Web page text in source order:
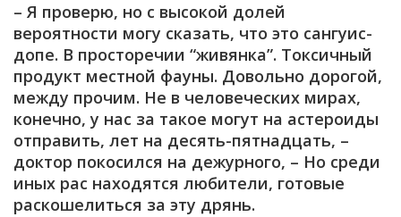
– Я проверю, но с высокой долей
вероятности могу сказать, что это сангуис-
допе. В просторечии “живянка”. Токсичный
продукт местной фауны. Довольно дорогой,
между прочим. Не в человеческих мирах,
конечно, у нас за такое могут на астероиды
отправить, лет на десять-пятнадцать, –
доктор покосился на дежурного, – Но среди
иных рас находятся любители, готовые
раскошелиться за эту дрянь.